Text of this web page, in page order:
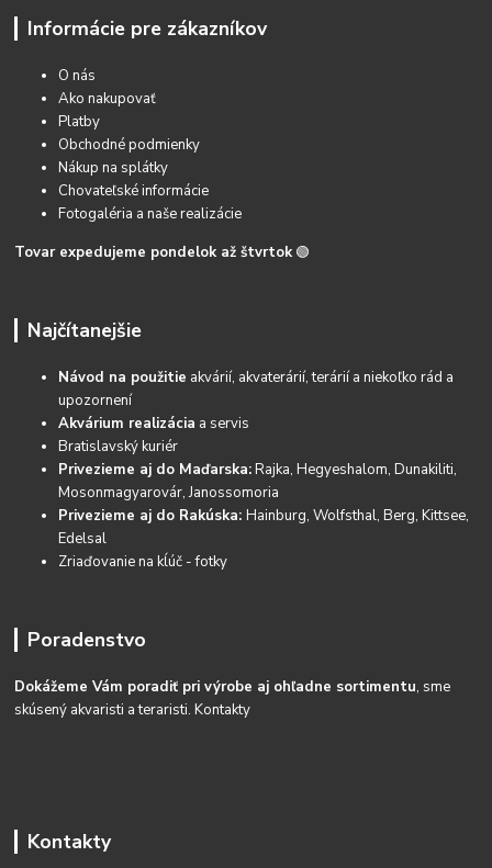
Informácie pre zákazníkov
O nás
Ako nakupovať
Platby
Obchodné podmienky
Nákup na splátky
Chovateľské informácie
Fotogaléria a naše realizácie
Tovar expedujeme pondelok až štvrtok 🟢
Najčítanejšie
Návod na použitie akvárií, akvaterárií, terárií a niekoľko rád a
upozornení
Akvárium realizácia a servis
Bratislavský kuriér
Privezieme aj do Maďarska:Rajka, Hegyeshalom, Dunakiliti,
Mosonmagyarovár, Janossomoria
Privezieme aj do Rakúska:Hainburg, Wolfsthal, Berg, Kittsee,
Edelsal
Zriaďovanie na kĺúč - fotky
Poradenstvo
Dokážeme Vám poradiť pri výrobe aj ohľadne sortimentu, sme
skúsený akvaristi a teraristi.Kontakty
Kontakty